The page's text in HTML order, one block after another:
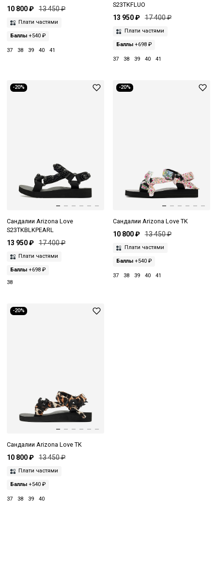
10 800 ₽ 13 450 ₽
Плати частями
Баллы +540 ₽
37 38 39 40 41
S23TKFLUO
13 950 ₽ 17 400 ₽
Плати частями
Баллы+698 ₽
37 38 39 40 41
-20%
Сандалии Arizona Love
S23TKBLKPEARL
13 950 ₽ 17 400 ₽
Плати частями
Баллы +698 ₽
38
-20%
Сандалии Arizona Love TK
10 800 ₽ 13 450 ₽
Плати частями
Баллы+540 ₽
37 38 39 40 41
-20%
Сандалии Arizona Love TK
10 800 ₽ 13 450 ₽
Плати частями
Баллы +540 ₽
37 38 39 40